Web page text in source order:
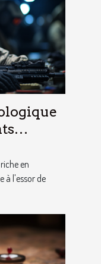
sur le
en
à l'essor de